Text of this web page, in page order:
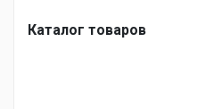
Каталог товаров